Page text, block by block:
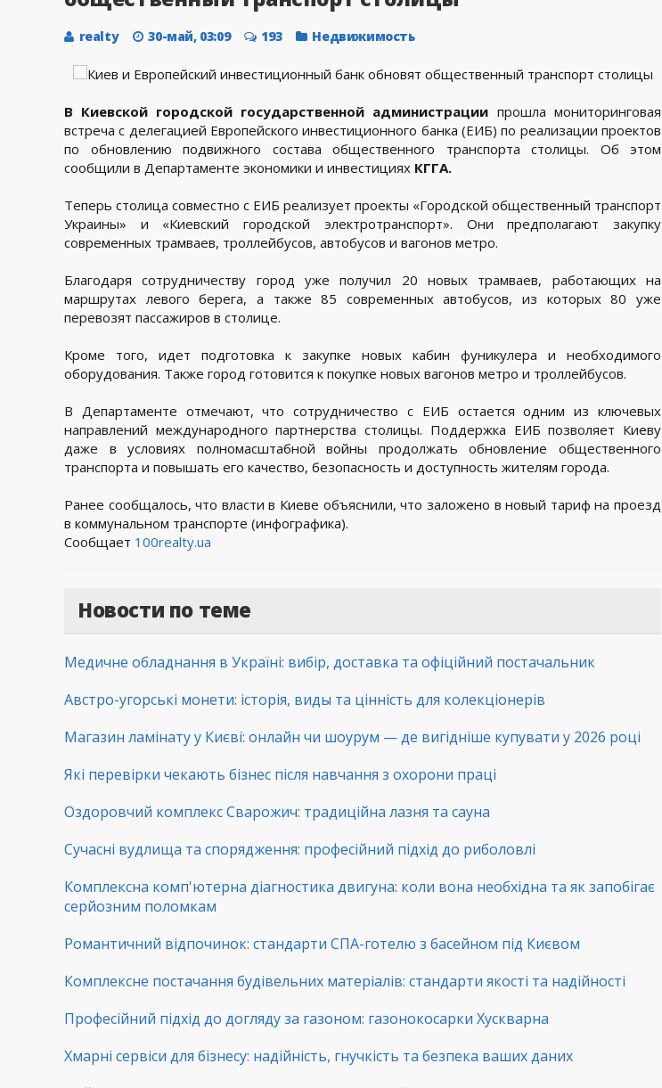
realty 30-май, 03:09 193 Недвижимость
В Киевской городской государственной администрации прошла мониторинговая
встреча с делегацией Европейского инвестиционного банка (ЕИБ) по реализации проектов
по обновлению подвижного состава общественного транспорта столицы. Об этом
сообщили в Департаменте экономики и инвестициях КГГА.
Теперь столица совместно с ЕИБ реализует проекты «Городской общественный транспорт
Украины» и «Киевский городской электротранспорт». Они предполагают закупку
современных трамваев, троллейбусов, автобусов и вагонов метро.
Благодаря сотрудничеству город уже получил 20 новых трамваев, работающих на
маршрутах левого берега, а также 85 современных автобусов, из которых 80 уже
перевозят пассажиров в столице.
Кроме того, идет подготовка к закупке новых кабин фуникулера и необходимого
оборудования. Также город готовится к покупке новых вагонов метро и троллейбусов.
В Департаменте отмечают, что сотрудничество с ЕИБ остается одним из ключевых
направлений международного партнерства столицы. Поддержка ЕИБ позволяет Киеву
даже в условиях полномасштабной войны продолжать обновление общественного
транспорта и повышать его качество, безопасность и доступность жителям города.
Ранее сообщалось, что власти в Киеве объяснили, что заложено в новый тариф на проезд
в коммунальном транспорте (инфографика).
Сообщает 100realty.ua
Новости по теме
Медичне обладнання в Україні: вибір, доставка та офіційний постачальник
Австро-угорські монети: історія, виды та цінність для колекціонерів
Магазин ламінату у Києві: онлайн чи шоурум — де вигідніше купувати у 2026 році
Які перевірки чекають бізнес після навчання з охорони праці
Оздоровчий комплекс Сварожич: традиційна лазня та сауна
Сучасні вудлища та спорядження: професійний підхід до риболовлі
Комплексна комп'ютерна діагностика двигуна: коли вона необхідна та як запобігає
серйозним поломкам
Романтичний відпочинок: стандарти СПА-готелю з басейном під Києвом
Комплексне постачання будівельних матеріалів: стандарти якості та надійності
Професійний підхід до догляду за газоном: газонокосарки Хускварна
Хмарні сервіси для бізнесу: надійність, гнучкість та безпека ваших даних